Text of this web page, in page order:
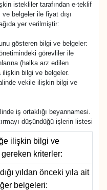
istekliler tarafından e-teklif
belgeler ile fiyat dışı
yer verilmiştir:
gösteren bilgi ve belgeler:
görevliler ile
(halka arz edilen
ilişkin bilgi ve belgeler.
vekile ilişkin bilgi ve
iş ortaklığı beyannamesi.
düşündüğü işlerin listesi
ilişkin bilgi ve
gereken kriterler:
yıldan önceki yıla ait
belgeleri: